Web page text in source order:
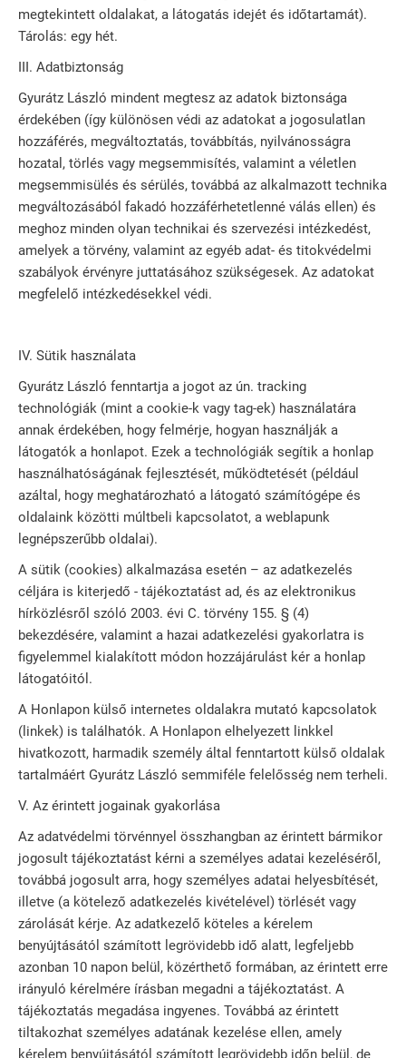
megtekintett oldalakat, a látogatás idejét és időtartamát).
Tárolás: egy hét.
III. Adatbiztonság
Gyurátz László mindent megtesz az adatok biztonsága
érdekében (így különösen védi az adatokat a jogosulatlan
hozzáférés, megváltoztatás, továbbítás, nyilvánosságra
hozatal, törlés vagy megsemmisítés, valamint a véletlen
megsemmisülés és sérülés, továbbá az alkalmazott technika
megváltozásából fakadó hozzáférhetetlenné válás ellen) és
meghoz minden olyan technikai és szervezési intézkedést,
amelyek a törvény, valamint az egyéb adat- és titokvédelmi
szabályok érvényre juttatásához szükségesek. Az adatokat
megfelelő intézkedésekkel védi.
IV. Sütik használata
Gyurátz László fenntartja a jogot az ún. tracking
technológiák (mint a cookie-k vagy tag-ek) használatára
annak érdekében, hogy felmérje, hogyan használják a
látogatók a honlapot. Ezek a technológiák segítik a honlap
használhatóságának fejlesztését, működtetését (például
azáltal, hogy meghatározható a látogató számítógépe és
oldalaink közötti múltbeli kapcsolatot, a weblapunk
legnépszerűbb oldalai).
A sütik (cookies) alkalmazása esetén – az adatkezelés
céljára is kiterjedő - tájékoztatást ad, és az elektronikus
hírközlésről szóló 2003. évi C. törvény 155. § (4)
bekezdésére, valamint a hazai adatkezelési gyakorlatra is
figyelemmel kialakított módon hozzájárulást kér a honlap
látogatóitól.
A Honlapon külső internetes oldalakra mutató kapcsolatok
(linkek) is találhatók. A Honlapon elhelyezett linkkel
hivatkozott, harmadik személy által fenntartott külső oldalak
tartalmáért Gyurátz László semmiféle felelősség nem terheli.
V. Az érintett jogainak gyakorlása
Az adatvédelmi törvénnyel összhangban az érintett bármikor
jogosult tájékoztatást kérni a személyes adatai kezeléséről,
továbbá jogosult arra, hogy személyes adatai helyesbítését,
illetve (a kötelező adatkezelés kivételével) törlését vagy
zárolását kérje. Az adatkezelő köteles a kérelem
benyújtásától számított legrövidebb idő alatt, legfeljebb
azonban 10 napon belül, közérthető formában, az érintett erre
irányuló kérelmére írásban megadni a tájékoztatást. A
tájékoztatás megadása ingyenes. Továbbá az érintett
tiltakozhat személyes adatának kezelése ellen, amely
kérelem benyújtásától számított legrövidebb időn belül, de